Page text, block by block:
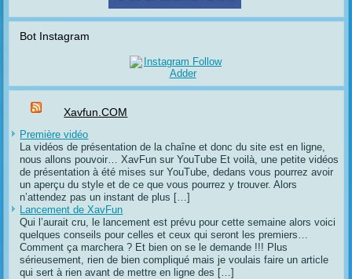
Bot Instagram
Xavfun.COM
Première vidéo
La vidéos de présentation de la chaîne et donc du site est en ligne,
nous allons pouvoir… XavFun sur YouTube Et voilà, une petite vidéos
de présentation à été mises sur YouTube, dedans vous pourrez avoir
un aperçu du style et de ce que vous pourrez y trouver. Alors
n’attendez pas un instant de plus […]
Lancement de XavFun
Qui l’aurait cru, le lancement est prévu pour cette semaine alors voici
quelques conseils pour celles et ceux qui seront les premiers…
Comment ça marchera ? Et bien on se le demande !!! Plus
sérieusement, rien de bien compliqué mais je voulais faire un article
qui sert à rien avant de mettre en ligne des […]